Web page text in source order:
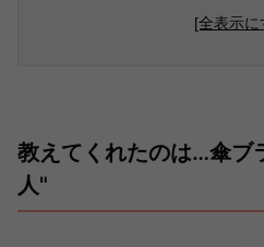
[全表示に
教えてくれたのは…傘ブ
人"